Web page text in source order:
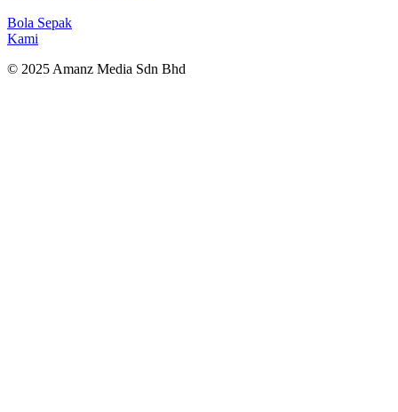
Bola Sepak
Kami
© 2025 Amanz Media Sdn Bhd